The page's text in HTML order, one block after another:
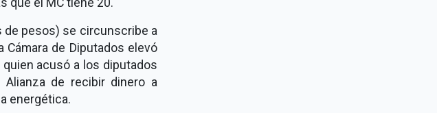
de pesos) se circunscribe a
Cámara de Diputados elevó
quien acusó a los diputados
Alianza de recibir dinero a
energética.